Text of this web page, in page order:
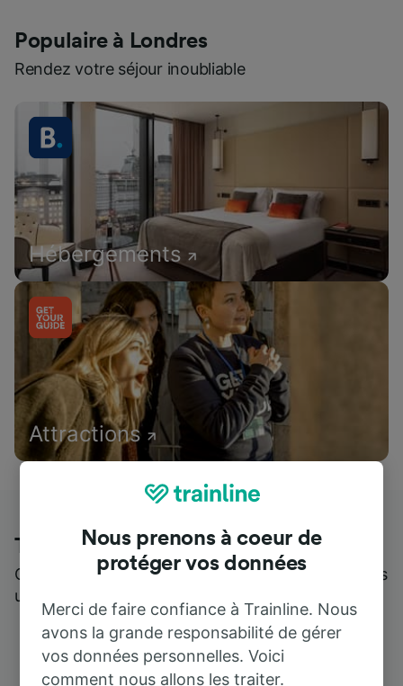
Populaire à Londres
Rendez votre séjour inoubliable
Hébergements
Attractions
Trainline : l'avis de nos clients
Qui mieux pour parler de nous, que ceux qui nous
utilisent ?
Nous prenons à coeur de
protéger vos données
Merci de faire confiance à Trainline. Nous
avons la grande responsabilité de gérer
vos données personnelles. Voici
comment nous allons les traiter.